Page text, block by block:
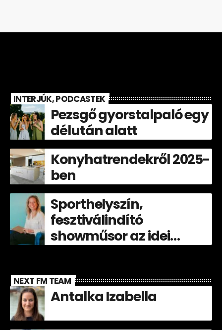
INTERJÚK, PODCASTEK
Pezsgő gyorstalpaló egy
délután alatt
Konyhatrendekről 2025-
ben
Sporthelyszín,
fesztiválindító
showműsor az idei
NEXT FM TEAM
Antalka Izabella